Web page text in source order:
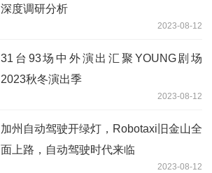
深度调研分析
2023-08-12
31台93场中外演出汇聚YOUNG剧场
2023秋冬演出季
2023-08-12
加州自动驾驶开绿灯，Robotaxi旧金山全
面上路，自动驾驶时代来临
2023-08-12